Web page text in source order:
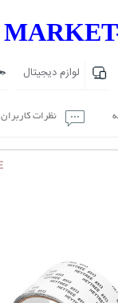
لوازم دیجیتال
نظرات کاربران